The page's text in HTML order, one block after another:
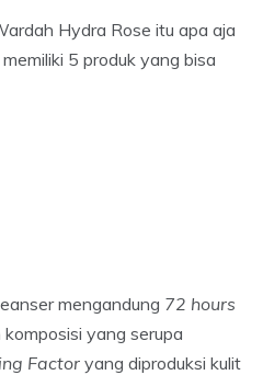
Hydra Rose itu apa aja
5 produk yang bisa
mengandung 72 hours
yang serupa
Factoryang diproduksi kulit